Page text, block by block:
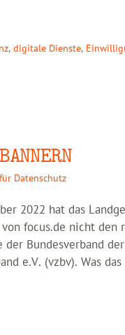
,digitale Dienste,
Datenschutz
2022 hat das
focus.de nicht
Bundesverband
e.V. (vzbv). Was